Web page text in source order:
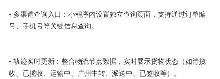
• 多渠道查询入口：小程序内设置独立查询页面，支持通过订单编
号、手机号等关键信息查询。
• 轨迹实时更新：整合物流节点数据，实时展示货物状态（如待揽
收、已揽收、运输中、广州中转、派送中、已签收等）。